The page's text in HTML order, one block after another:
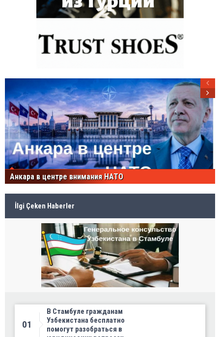
Анкара в центре внимания НАТО
İlgi Çeken Haberler
01
В Стамбуле гражданам
Узбекистана бесплатно
помогут разобраться в